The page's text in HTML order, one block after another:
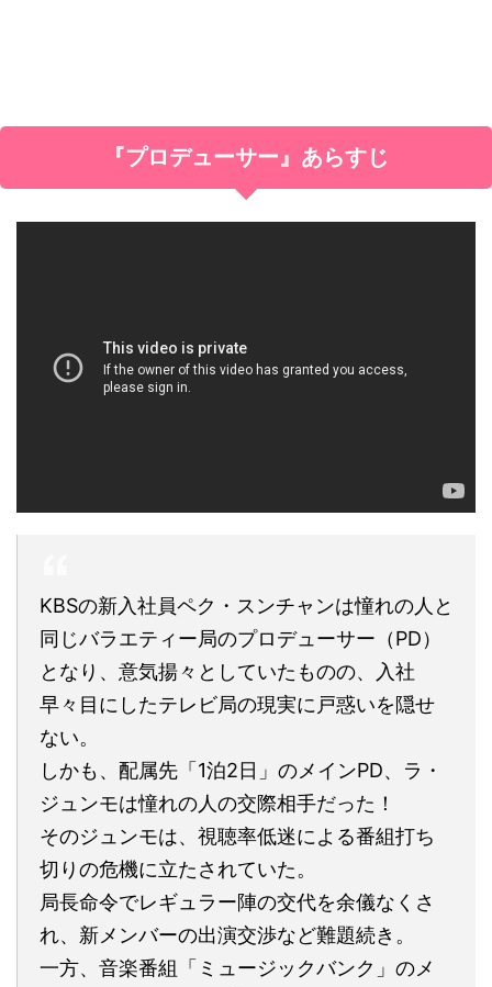
『プロデューサー』あらすじ
KBSの新入社員ペク・スンチャンは憧れの人と
同じバラエティー局のプロデューサー（PD）
となり、意気揚々としていたものの、入社
早々目にしたテレビ局の現実に戸惑いを隠せ
ない。
しかも、配属先「1泊2日」のメインPD、ラ・
ジュンモは憧れの人の交際相手だった！
そのジュンモは、視聴率低迷による番組打ち
切りの危機に立たされていた。
局長命令でレギュラー陣の交代を余儀なくさ
れ、新メンバーの出演交渉など難題続き。
一方、音楽番組「ミュージックバンク」のメ